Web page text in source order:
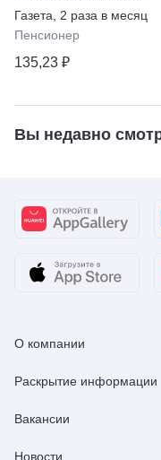
Газета
2 раза в месяц
Пенсионер
135,23 ₽
Вы недавно
О компании
Раскрытие информации
Вакансии
Новости